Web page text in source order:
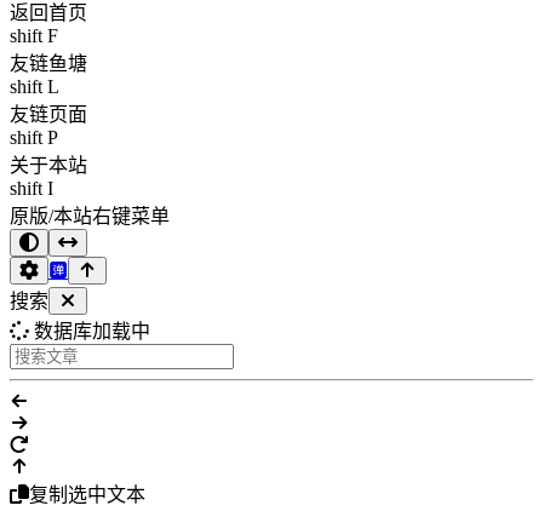
返回首页
shift F
友链鱼塘
shift L
友链页面
shift P
关于本站
shift I
原版/本站右键菜单
搜索
数据库加载中
复制选中文本